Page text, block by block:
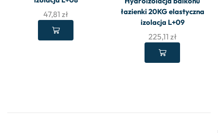
47,81 zł
łazienki 20KG elastyczna
izolacja L+09
225,11 zł